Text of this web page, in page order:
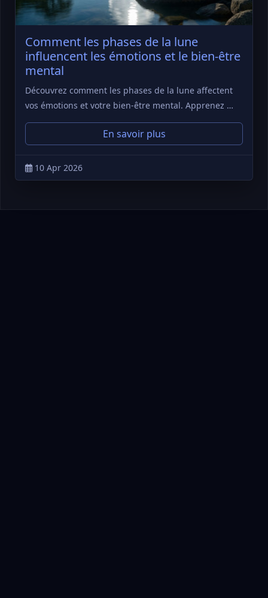
Comment les phases de la lune
influencent les émotions et le bien-être
mental
Découvrez comment les phases de la lune affectent
vos émotions et votre bien-être mental. Apprenez …
En savoir plus
10 Apr 2026